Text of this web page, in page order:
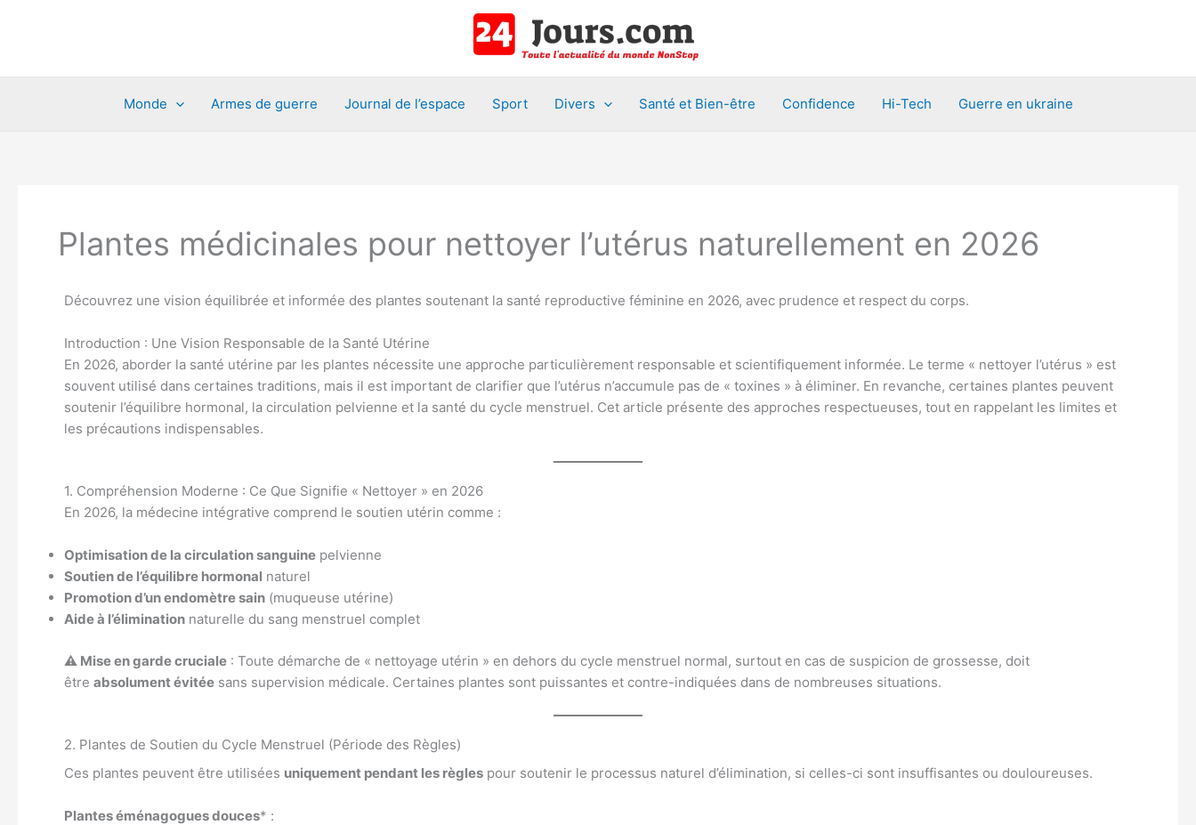
Monde Armes de guerre Journal de l’espace Sport Divers Santé et Bien-être Confidence Hi-Tech Guerre en ukraine
Plantes médicinales pour nettoyer l’utérus naturellement en 2026
Découvrez une vision équilibrée et informée des plantes soutenant la santé reproductive féminine en 2026, avec prudence et respect du corps.
Introduction : Une Vision Responsable de la Santé Utérine
En 2026, aborder la santé utérine par les plantes nécessite une approche particulièrement responsable et scientifiquement informée. Le terme « nettoyer l’utérus » est
souvent utilisé dans certaines traditions, mais il est important de clarifier que l’utérus n’accumule pas de « toxines » à éliminer. En revanche, certaines plantes peuvent
soutenir l’équilibre hormonal, la circulation pelvienne et la santé du cycle menstruel. Cet article présente des approches respectueuses, tout en rappelant les limites et
les précautions indispensables.
1. Compréhension Moderne : Ce Que Signifie « Nettoyer » en 2026
En 2026, la médecine intégrative comprend le soutien utérin comme :
Optimisation de la circulation sanguine pelvienne
Soutien de l’équilibre hormonal naturel
Promotion d’un endomètre sain (muqueuse utérine)
Aide à l’élimination naturelle du sang menstruel complet
⚠️ Mise en garde cruciale : Toute démarche de « nettoyage utérin » en dehors du cycle menstruel normal, surtout en cas de suspicion de grossesse, doit
être absolument évitée sans supervision médicale. Certaines plantes sont puissantes et contre-indiquées dans de nombreuses situations.
2. Plantes de Soutien du Cycle Menstruel (Période des Règles)
Ces plantes peuvent être utilisées uniquement pendant les règles pour soutenir le processus naturel d’élimination, si celles-ci sont insuffisantes ou douloureuses.
Plantes éménagogues douces* :